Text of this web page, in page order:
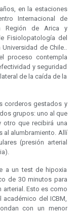
en la estaciones
Internacional de
Región de Arica y
Fisiolopatología del
de Chile..
proceso contempla
y seguridad
de la caída de la
corderos gestados y
grupos: uno al que
otro que recibirá una
al alumbramiento. Allí
(presión arterial
a un test de hipoxia
de 30 minutos para
arterial. Esto es como
del ICBM,
con un menor